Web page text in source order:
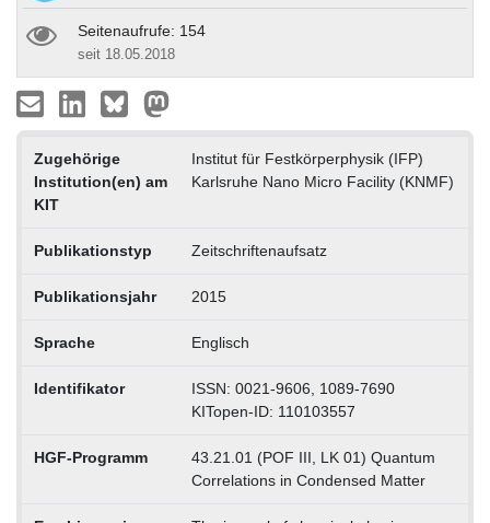
Seitenaufrufe: 154
seit 18.05.2018
Zugehörige
Institution(en) am
KIT
Institut für Festkörperphysik (IFP)
Karlsruhe Nano Micro Facility (KNMF)
Publikationstyp Zeitschriftenaufsatz
Publikationsjahr 2015
Sprache Englisch
Identifikator
ISSN: 0021-9606, 1089-7690
KITopen-ID: 110103557
HGF-Programm
43.21.01 (POF III, LK 01) Quantum
Correlations in Condensed Matter